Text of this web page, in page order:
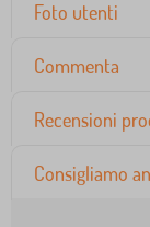
Foto utenti
Commenta
Recensioni
Consigliamo